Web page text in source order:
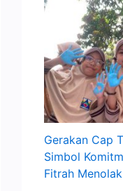
Gerakan Cap
Simbol
Fitrah